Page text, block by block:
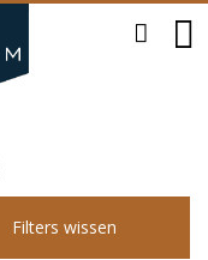
Filters wissen